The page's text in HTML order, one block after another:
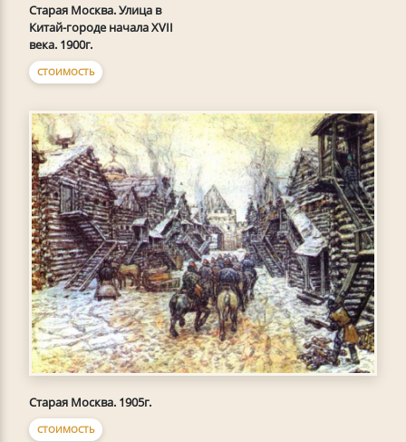
Старая Москва. Улица в
Китай-городе начала XVII
века. 1900г.
СТОИМОСТЬ
Старая Москва. 1905г.
СТОИМОСТЬ